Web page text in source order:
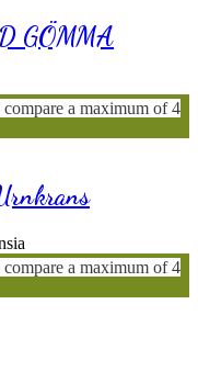
GÖMMA
compare a maximum of 4
compare a maximum of 4